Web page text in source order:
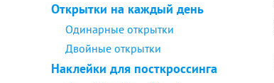
Открытки на каждый день
Одинарные открытки
Двойные открытки
Наклейки для посткроссинга